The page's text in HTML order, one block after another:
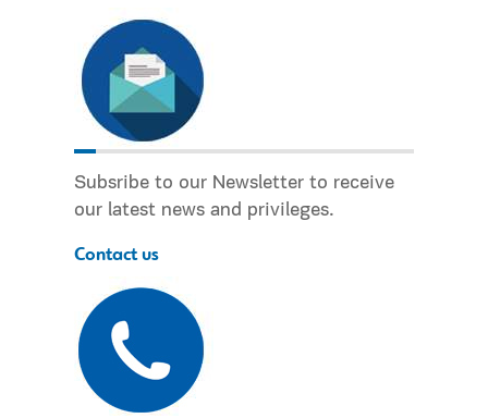
Subsribe to our Newsletter to receive
our latest news and privileges.
Contact us